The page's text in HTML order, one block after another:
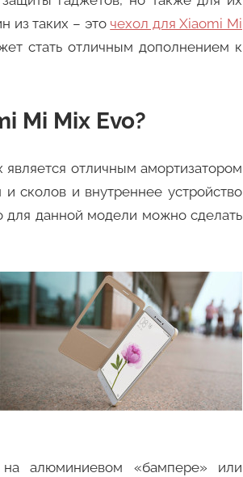
из таких – это чехол для Xiaomi Mi
стать отличным дополнением к
Mi Mix Evo?
отличным амортизатором
сколов и внутреннее устройство
для данной модели можно сделать
алюминиевом «бампере» или